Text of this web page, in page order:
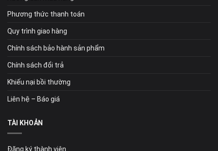
Phương thức thanh toán
Quy trình giao hàng
Chính sách bảo hành sản phẩm
Chính sách đổi trả
Khiếu nại bồi thường
Liên hệ – Báo giá
TÀI KHOẢN
Đăng ký thành viên